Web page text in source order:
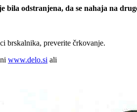
bila odstranjena, da se nahaja na
brskalnika, preverite črkovanje.
www.delo.si ali